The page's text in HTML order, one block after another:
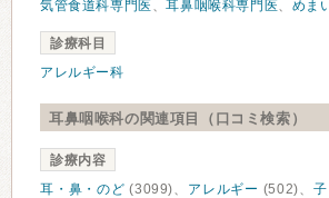
気管食道科専門医 、耳鼻咽喉科専門医、 めま
診療科目
アレルギー科
耳鼻咽喉科の関連項目（口コミ検索）
診療内容
耳・鼻・のど (3099)、 アレルギー (502)、